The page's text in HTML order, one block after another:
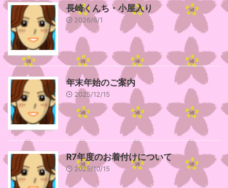
長崎くんち・小屋入り
2026/6/1
年末年始のご案内
2025/12/15
R7年度のお着付けについて
2025/10/15